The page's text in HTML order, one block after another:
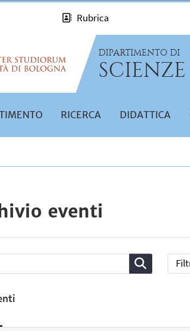
Rubrica
DIPARTIMENTO DI
RICERCA DIDATTICA
eventi